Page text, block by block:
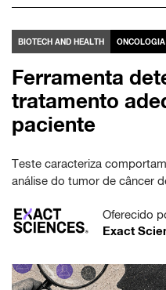
BIOTECH AND HEALTH
Ferramenta
tratamento
paciente
Teste caracteriza
análise do tumor de câncer
Oferecido
Exact